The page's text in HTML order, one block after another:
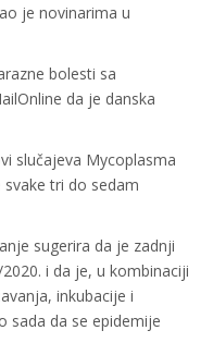
je novinarima u
bolesti sa
da je danska
slučajeva Mycoplasma
tri do sedam
sugerira da je zadnji
2020. i da je, u kombinaciji
inkubacije i
sada da se epidemije